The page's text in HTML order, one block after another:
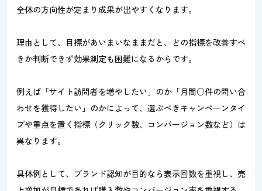
全体の方向性が定まり成果が出やすくなります。
理由として、目標があいまいなままだと、どの指標を改善すべ
きか判断できず効果測定も困難になるからです。
例えば「サイト訪問者を増やしたい」のか「月間○件の問い合
わせを獲得したい」のかによって、選ぶべきキャンペーンタイ
プや重点を置く指標（クリック数、コンバージョン数など）は
異なります。
具体例として、ブランド認知が目的なら表示回数を重視し、売